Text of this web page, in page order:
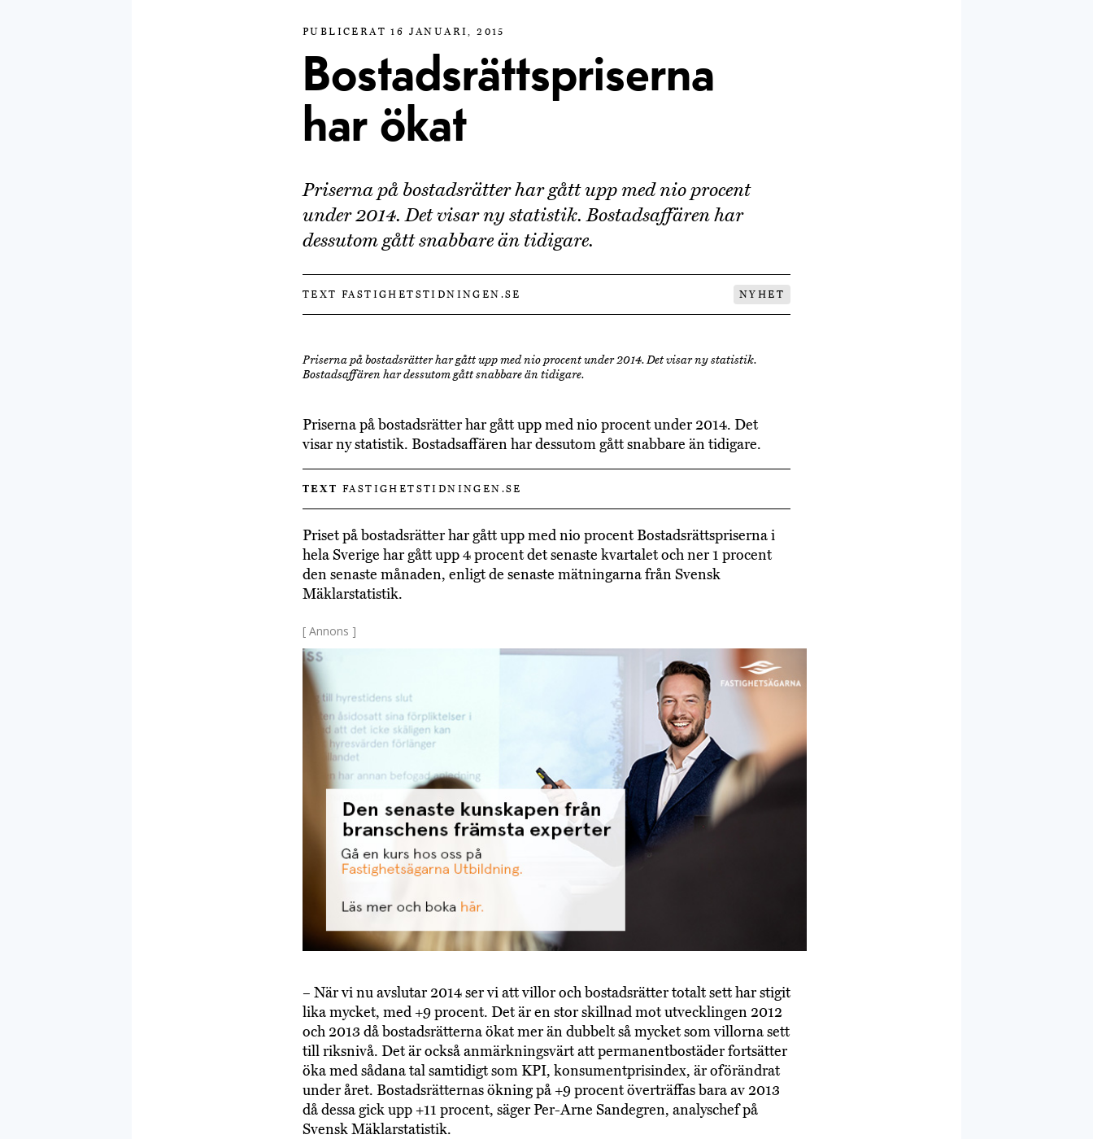
PUBLICERAT 16 JANUARI, 2015
Bostadsrättspriserna
har ökat
Priserna på bostadsrätter har gått upp med nio procent
under 2014. Det visar ny statistik. Bostadsaffären har
dessutom gått snabbare än tidigare.
TEXT FASTIGHETSTIDNINGEN.SE NYHET
Priserna på bostadsrätter har gått upp med nio procent under 2014. Det visar ny statistik.
Bostadsaffären har dessutom gått snabbare än tidigare.
Priserna på bostadsrätter har gått upp med nio procent under 2014. Det
visar ny statistik. Bostadsaffären har dessutom gått snabbare än tidigare.
TEXT FASTIGHETSTIDNINGEN.SE
Priset på bostadsrätter har gått upp med nio procent Bostadsrättspriserna i
hela Sverige har gått upp 4 procent det senaste kvartalet och ner 1 procent
den senaste månaden, enligt de senaste mätningarna från Svensk
Mäklarstatistik.
[ Annons ]
– När vi nu avslutar 2014 ser vi att villor och bostadsrätter totalt sett har stigit
lika mycket, med +9 procent. Det är en stor skillnad mot utvecklingen 2012
och 2013 då bostadsrätterna ökat mer än dubbelt så mycket som villorna sett
till riksnivå. Det är också anmärkningsvärt att permanentbostäder fortsätter
öka med sådana tal samtidigt som KPI, konsumentprisindex, är oförändrat
under året. Bostadsrätternas ökning på +9 procent överträffas bara av 2013
då dessa gick upp +11 procent, säger Per-Arne Sandegren, analyschef på
Svensk Mäklarstatistik.